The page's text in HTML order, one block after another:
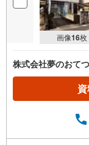
画像16枚
株式会社夢のおて